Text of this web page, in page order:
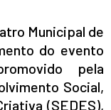
Municipal de
do evento
pela
Social,
(SEDES),